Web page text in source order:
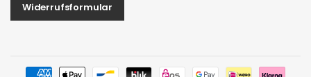
Widerrufsformular